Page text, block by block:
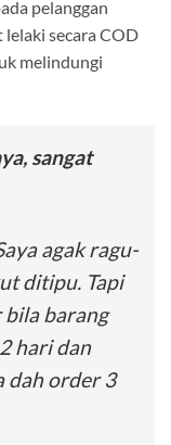
pelanggan
secara COD
melindungi
sangat
agak ragu-
ditipu. Tapi
bila barang
hari dan
dah order 3